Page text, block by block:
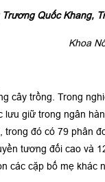
Quốc Khang,
Khoa
cây trồng. Trong
giữ trong ngân
đó có 79 phân
tương đối cao và
các cặp bố mẹ khác